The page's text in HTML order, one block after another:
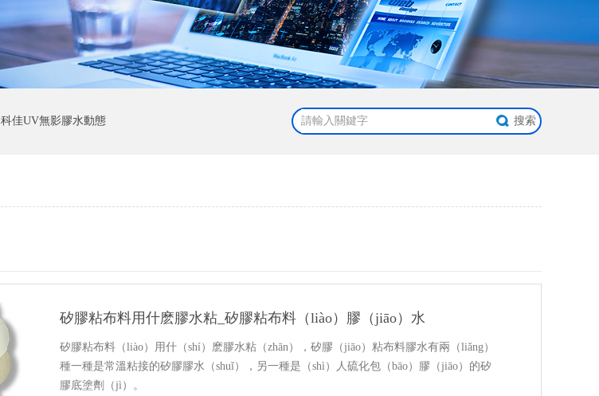
科佳UV無影膠水動態
矽膠粘布料用什麽膠水粘_矽膠粘布料（liào）膠（jiāo）水
矽膠粘布料（liào）用什（shí）麽膠水粘（zhān），矽膠（jiāo）粘布料膠水有兩（liǎng）
種一種是常溫粘接的矽膠膠水（shuǐ），另一種是（shì）人硫化包（bāo）膠（jiāo）的矽
膠底塗劑（jì）。